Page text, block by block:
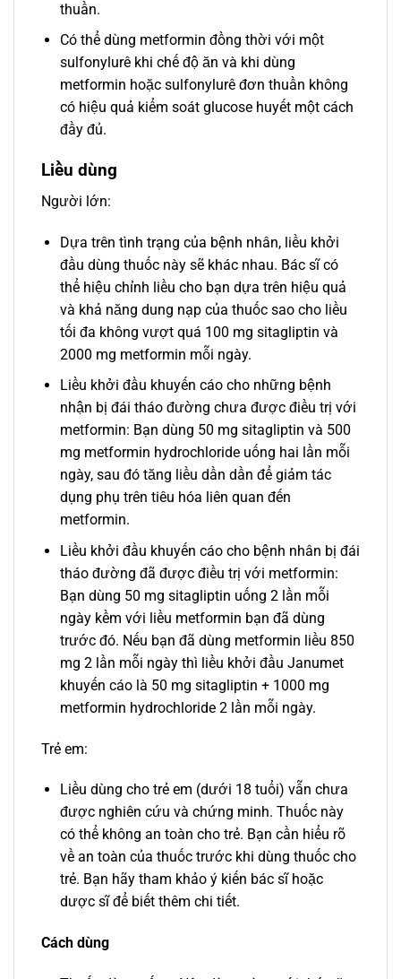
thuần.
Có thể dùng metformin đồng thời với một
sulfonylurê khi chế độ ăn và khi dùng
metformin hoặc sulfonylurê đơn thuần không
có hiệu quả kiểm soát glucose huyết một cách
đầy đủ.
Liều dùng
Người lớn:
Dựa trên tình trạng của bệnh nhân, liều khởi
đầu dùng thuốc này sẽ khác nhau. Bác sĩ có
thể hiệu chỉnh liều cho bạn dựa trên hiệu quả
và khả năng dung nạp của thuốc sao cho liều
tối đa không vượt quá 100 mg sitagliptin và
2000 mg metformin mỗi ngày.
Liều khởi đầu khuyến cáo cho những bệnh
nhận bị đái tháo đường chưa được điều trị với
metformin: Bạn dùng 50 mg sitagliptin và 500
mg metformin hydrochloride uống hai lần mỗi
ngày, sau đó tăng liều dần dần để giảm tác
dụng phụ trên tiêu hóa liên quan đến
metformin.
Liều khởi đầu khuyến cáo cho bệnh nhân bị đái
tháo đường đã được điều trị với metformin:
Bạn dùng 50 mg sitagliptin uống 2 lần mỗi
ngày kềm với liều metformin bạn đã dùng
trước đó. Nếu bạn đã dùng metformin liều 850
mg 2 lần mỗi ngày thì liều khởi đầu Janumet
khuyến cáo là 50 mg sitagliptin + 1000 mg
metformin hydrochloride 2 lần mỗi ngày.
Trẻ em:
Liều dùng cho trẻ em (dưới 18 tuổi) vẫn chưa
được nghiên cứu và chứng minh. Thuốc này
có thể không an toàn cho trẻ. Bạn cần hiểu rõ
về an toàn của thuốc trước khi dùng thuốc cho
trẻ. Bạn hãy tham khảo ý kiến bác sĩ hoặc
dược sĩ để biết thêm chi tiết.
Cách dùng